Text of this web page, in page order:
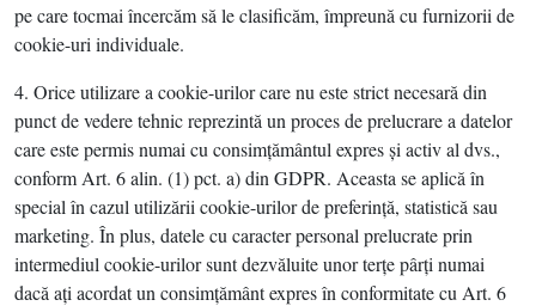
pe care tocmai încercăm să le clasificăm, împreună cu furnizorii de
cookie-uri individuale.
4. Orice utilizare a cookie-urilor care nu este strict necesară din
punct de vedere tehnic reprezintă un proces de prelucrare a datelor
care este permis numai cu consimţământul expres şi activ al dvs.,
conform Art. 6 alin. (1) pct. a) din GDPR. Aceasta se aplică în
special în cazul utilizării cookie-urilor de preferinţă, statistică sau
marketing. În plus, datele cu caracter personal prelucrate prin
intermediul cookie-urilor sunt dezvăluite unor terţe pârţi numai
dacă aţi acordat un consimţământ expres în conformitate cu Art. 6